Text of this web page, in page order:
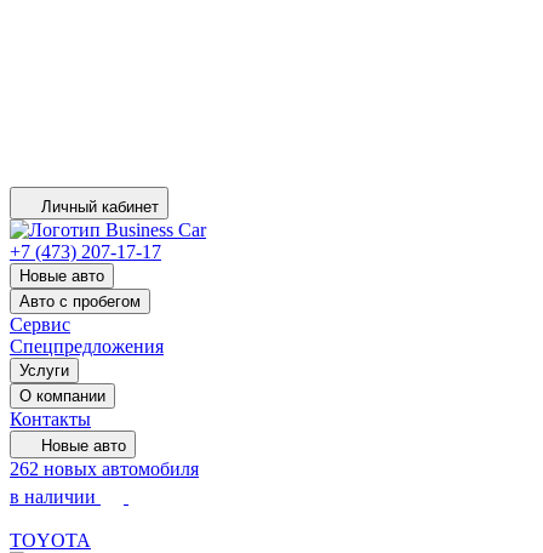
Личный кабинет
+7 (473) 207-17-17
Новые авто
Авто с пробегом
Сервис
Спецпредложения
Услуги
О компании
Контакты
Новые авто
262 новых автомобиля
в наличии
TOYOTA